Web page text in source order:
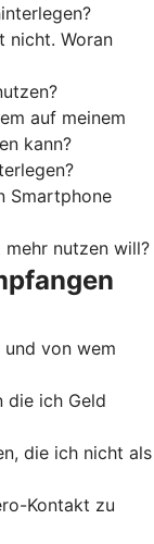
nicht. Woran
auf meinem
kann?
Smartphone
mehr nutzen will?
und von wem
die ich Geld
die ich nicht als
Kontakt zu